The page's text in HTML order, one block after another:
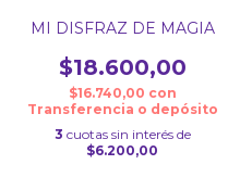
MI DISFRAZ DE MAGIA
$18.600,00
$16.740,00 con
Transferencia o depósito
3 cuotas sin interés de
$6.200,00